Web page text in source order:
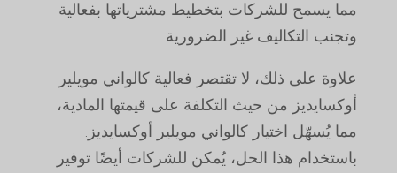
مما يسمح للشركات بتخطيط مشترياتها بفعالية
وتجنب التكاليف غير الضرورية.
علاوة على ذلك، لا تقتصر فعالية كالواني مويلير
أوكسايديز من حيث التكلفة على قيمتها المادية،
مما يُسهّل اختيار كالواني مويلير أوكسايديز.
باستخدام هذا الحل، يُمكن للشركات أيضًا توفير